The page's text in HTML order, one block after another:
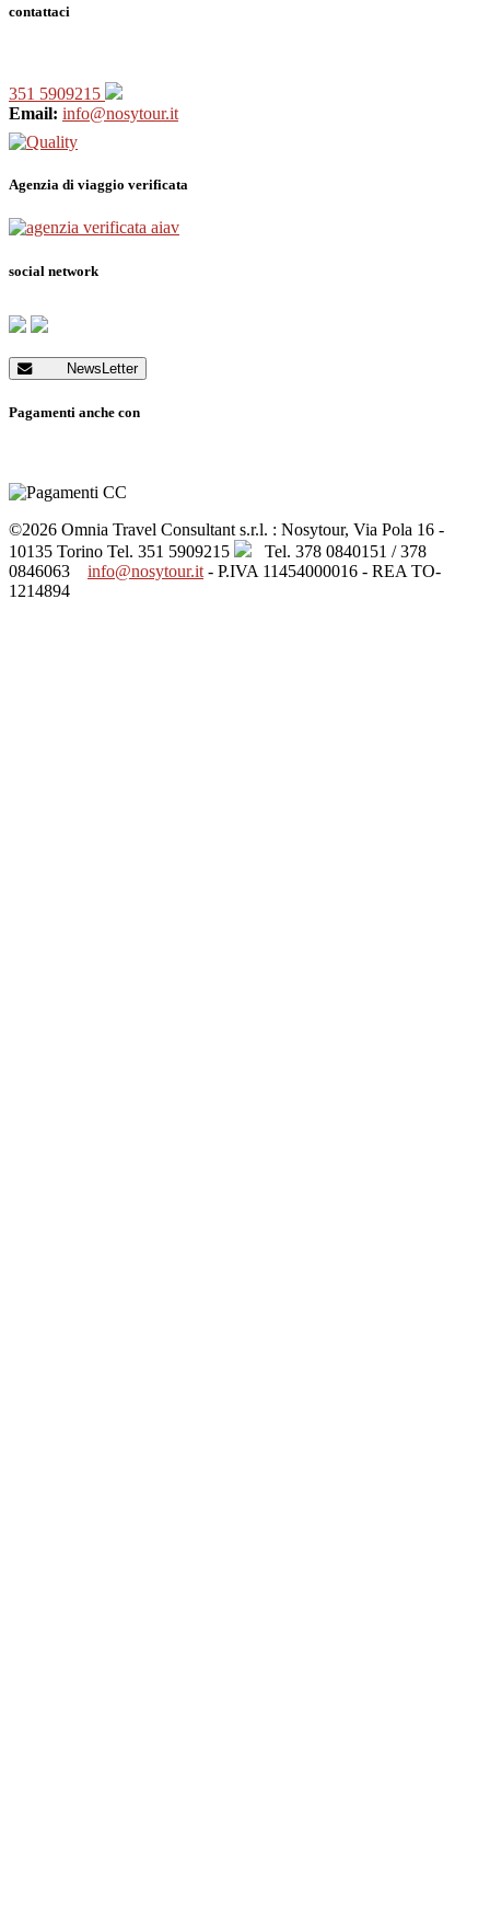
contattaci
351 5909215
Email: info@nosytour.it
Agenzia di viaggio verificata
social network
NewsLetter
Pagamenti anche con
©2026 Omnia Travel Consultant s.r.l. : Nosytour, Via Pola 16 -
10135 Torino Tel. 351 5909215
Tel. 378 0840151 / 378
0846063 info@nosytour.it - P.IVA 11454000016 - REA TO-
1214894